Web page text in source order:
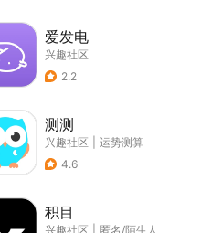
爱发电
兴趣社区
2.2
测测
兴趣社区
运势测算
4.6
积目
兴趣社区
匿名/陌生人